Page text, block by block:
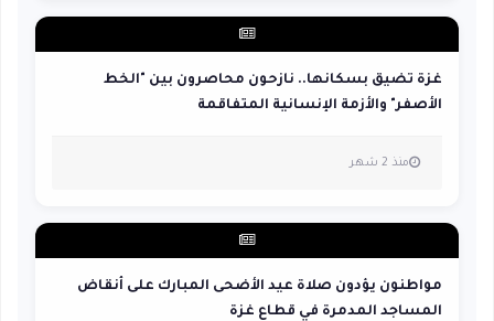
غزة تضيق بسكانها.. نازحون محاصرون بين "الخط
الأصفر" والأزمة الإنسانية المتفاقمة
منذ 2 شهر
مواطنون يؤدون صلاة عيد الأضحى المبارك على أنقاض
المساجد المدمرة في قطاع غزة